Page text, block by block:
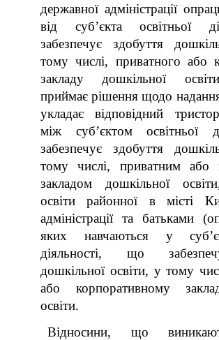
державної адміністрації
від суб’єкта освітньої
забезпечує здобуття
тому числі, приватного або
закладу дошкільної
приймає рішення щодо надання
укладає відповідний
між суб’єктом освітньої
забезпечує здобуття
тому числі, приватним або
закладом дошкільної
освіти районної в місті
адміністрації та батьками
яких навчаються у
діяльності, що
дошкільної освіти, у тому
або корпоративному
освіти.
Відносини, що